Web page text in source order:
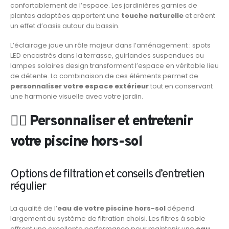
confortablement de l’espace. Les jardinières garnies de
plantes adaptées apportent une touche naturelle et créent
un effet d’oasis autour du bassin.
L’éclairage joue un rôle majeur dans l’aménagement : spots
LED encastrés dans la terrasse, guirlandes suspendues ou
lampes solaires design transforment l’espace en véritable lieu
de détente. La combinaison de ces éléments permet de
personnaliser votre espace extérieurtout en conservant
une harmonie visuelle avec votre jardin.
🏊‍♂️ Personnaliser et entretenir
votre piscine hors-sol
Options de filtration et conseils d’entretien
régulier
La qualité de l’eau de votre piscine hors-sol dépend
largement du système de filtration choisi. Les filtres à sable